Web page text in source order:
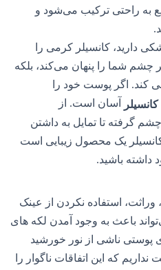
به راحتی ترکیب می‌شود و
دارید، کانسیلر کرمی را
چشم شما را پنهان می‌کند، بلکه
کند. اگر پوست خود را
آسان است. از
گرفته تا تمایل به داشتن
یک محصول زیبایی است
باشید.
استفاده نکردن از عینک
باعث به وجود آمدن لکه های
پوستی ناشی از نور خورشید
که این اتفاقات ناگوار را